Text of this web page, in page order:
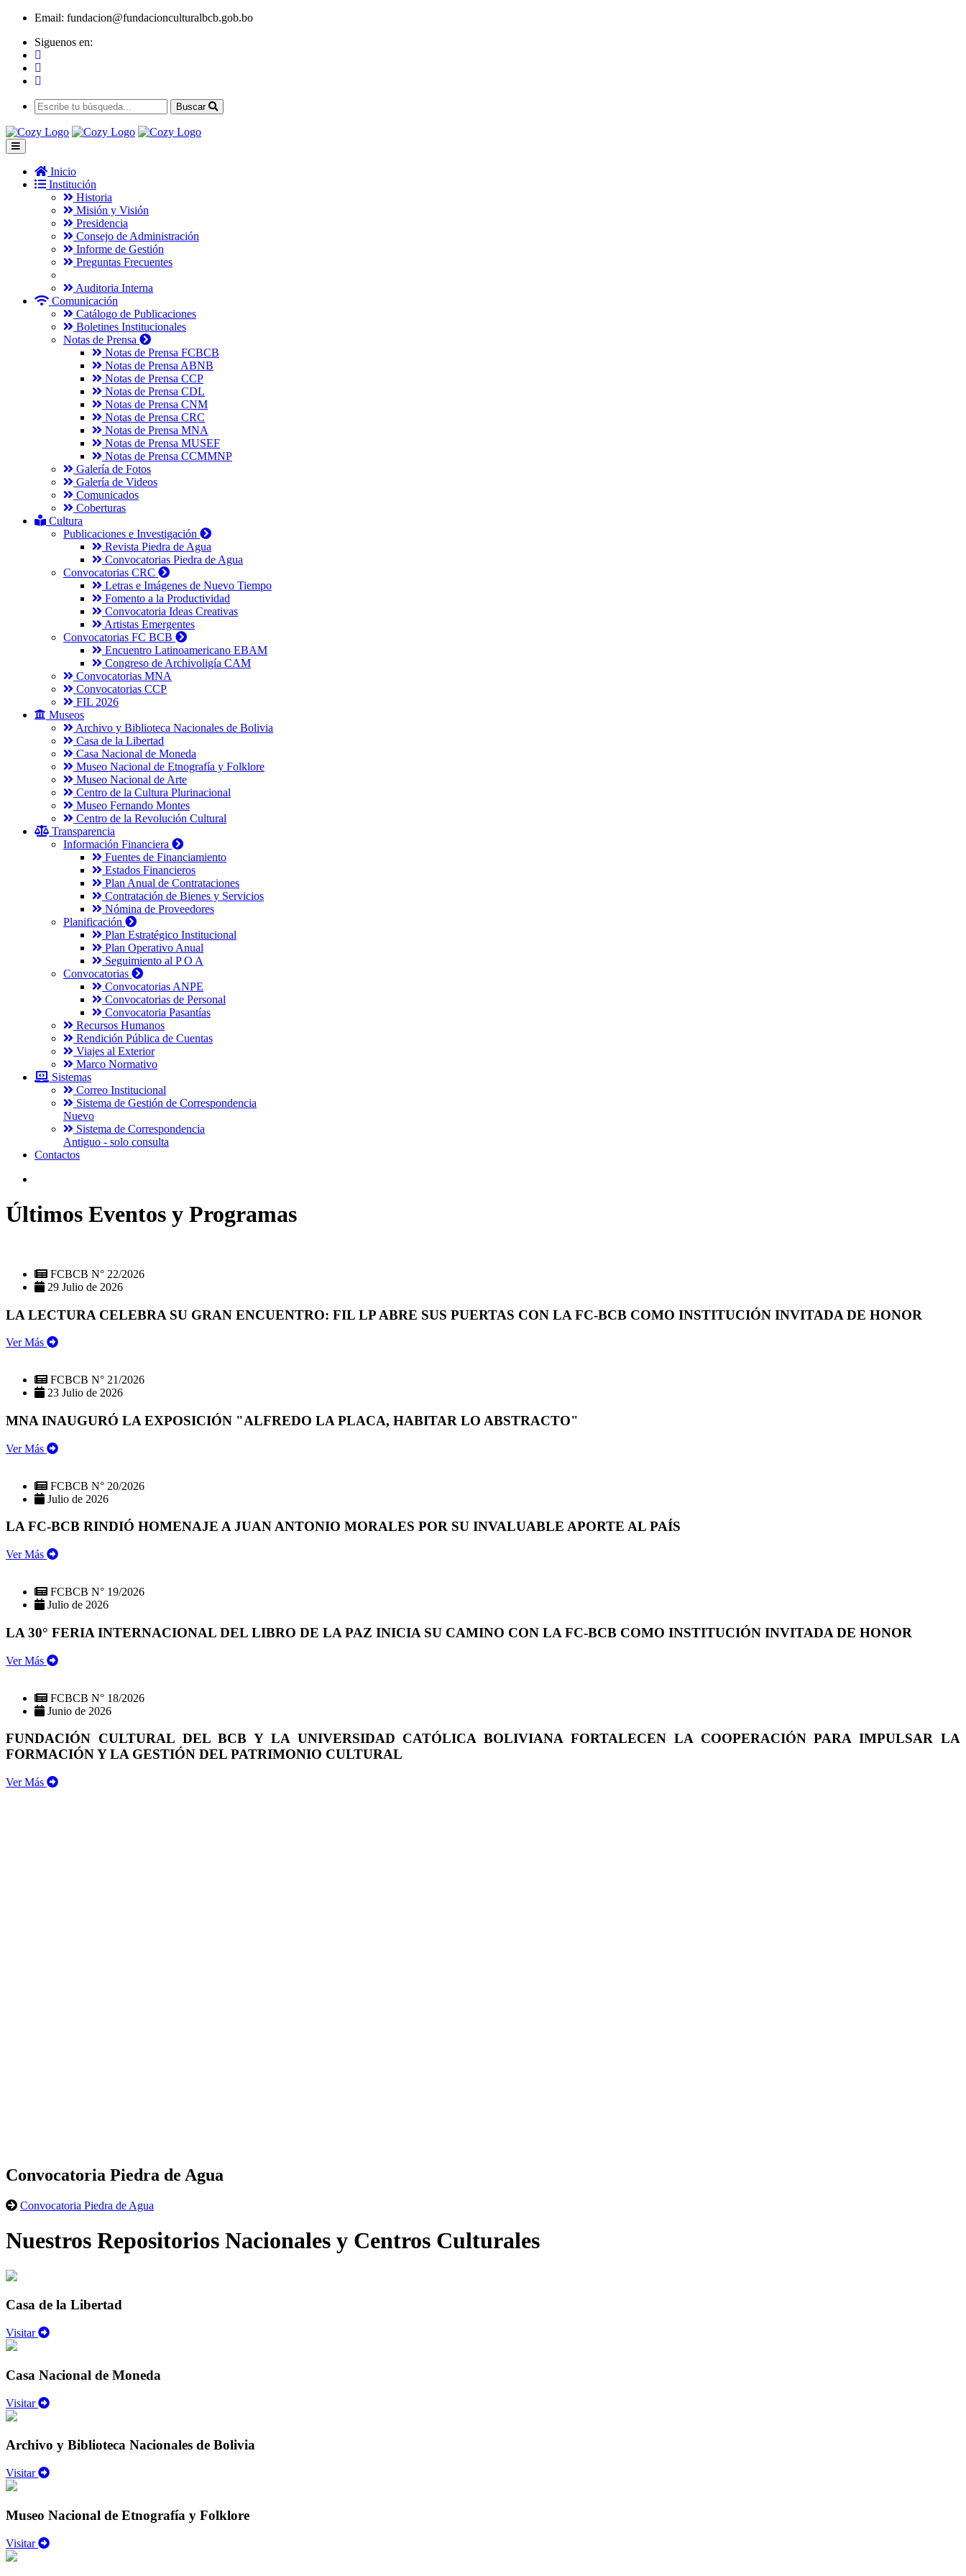
Email: fundacion@fundacionculturalbcb.gob.bo
Siguenos en:
Buscar
Inicio
Institución
Historia
Misión y Visión
Presidencia
Consejo de Administración
Informe de Gestión
Preguntas Frecuentes
Auditoria Interna
Comunicación
Catálogo de Publicaciones
Boletines Institucionales
Notas de Prensa
Notas de Prensa FCBCB
Notas de Prensa ABNB
Notas de Prensa CCP
Notas de Prensa CDL
Notas de Prensa CNM
Notas de Prensa CRC
Notas de Prensa MNA
Notas de Prensa MUSEF
Notas de Prensa CCMMNP
Galería de Fotos
Galería de Videos
Comunicados
Coberturas
Cultura
Publicaciones e Investigación
Revista Piedra de Agua
Convocatorias Piedra de Agua
Convocatorias CRC
Letras e Imágenes de Nuevo Tiempo
Fomento a la Productividad
Convocatoria Ideas Creativas
Artistas Emergentes
Convocatorias FC BCB
Encuentro Latinoamericano EBAM
Congreso de Archivoligía CAM
Convocatorias MNA
Convocatorias CCP
FIL 2026
Museos
Archivo y Biblioteca Nacionales de Bolivia
Casa de la Libertad
Casa Nacional de Moneda
Museo Nacional de Etnografía y Folklore
Museo Nacional de Arte
Centro de la Cultura Plurinacional
Museo Fernando Montes
Centro de la Revolución Cultural
Transparencia
Información Financiera
Fuentes de Financiamiento
Estados Financieros
Plan Anual de Contrataciones
Contratación de Bienes y Servicios
Nómina de Proveedores
Planificación
Plan Estratégico Institucional
Plan Operativo Anual
Seguimiento al P O A
Convocatorias
Convocatorias ANPE
Convocatorias de Personal
Convocatoria Pasantías
Recursos Humanos
Rendición Pública de Cuentas
Viajes al Exterior
Marco Normativo
Sistemas
Correo Institucional
Sistema de Gestión de Correspondencia
Nuevo
Sistema de Correspondencia
Antiguo - solo consulta
Contactos
Últimos Eventos y Programas
FCBCB N° 22/2026
29 Julio de 2026
LA LECTURA CELEBRA SU GRAN ENCUENTRO: FIL LP ABRE SUS PUERTAS CON LA FC-BCB COMO INSTITUCIÓN INVITADA DE HONOR
Ver Más
FCBCB N° 21/2026
23 Julio de 2026
MNA INAUGURÓ LA EXPOSICIÓN "ALFREDO LA PLACA, HABITAR LO ABSTRACTO"
Ver Más
FCBCB N° 20/2026
Julio de 2026
LA FC-BCB RINDIÓ HOMENAJE A JUAN ANTONIO MORALES POR SU INVALUABLE APORTE AL PAÍS
Ver Más
FCBCB N° 19/2026
Julio de 2026
LA 30° FERIA INTERNACIONAL DEL LIBRO DE LA PAZ INICIA SU CAMINO CON LA FC-BCB COMO INSTITUCIÓN INVITADA DE HONOR
Ver Más
FCBCB N° 18/2026
Junio de 2026
FUNDACIÓN CULTURAL DEL BCB Y LA UNIVERSIDAD CATÓLICA BOLIVIANA FORTALECEN LA COOPERACIÓN PARA IMPULSAR LA
FORMACIÓN Y LA GESTIÓN DEL PATRIMONIO CULTURAL
Ver Más
Convocatoria Piedra de Agua
Convocatoria Piedra de Agua
Nuestros Repositorios Nacionales y Centros Culturales
Casa de la Libertad
Visitar
Casa Nacional de Moneda
Visitar
Archivo y Biblioteca Nacionales de Bolivia
Visitar
Museo Nacional de Etnografía y Folklore
Visitar